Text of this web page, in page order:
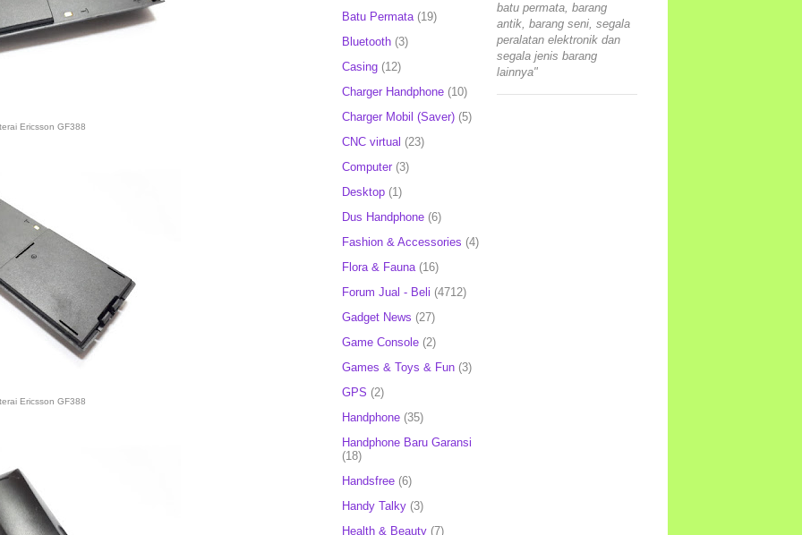
Ericsson GF388
Ericsson GF388
Batu Permata (19)
Bluetooth (3)
Casing (12)
Charger Handphone (10)
Charger Mobil (Saver) (5)
CNC virtual (23)
Computer (3)
Desktop (1)
Dus Handphone (6)
Fashion & Accessories (4)
Flora & Fauna (16)
Forum Jual - Beli (4712)
Gadget News (27)
Game Console (2)
Games & Toys & Fun (3)
GPS (2)
Handphone (35)
Handphone Baru Garansi
(18)
Handsfree (6)
Handy Talky (3)
Health & Beauty (7)
batu permata, barang
antik, barang seni, segala
peralatan elektronik dan
segala jenis barang
lainnya"